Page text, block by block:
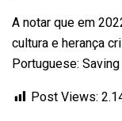
A notar que em
cultura e herança
Portuguese:
Post Views: